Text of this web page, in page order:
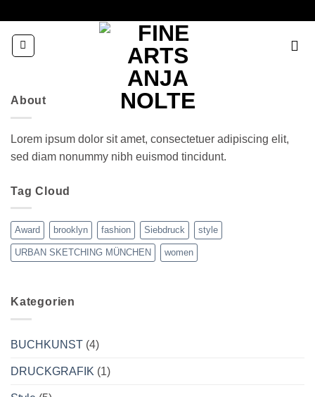
springen
About
Lorem ipsum dolor sit amet, consectetuer adipiscing elit,
sed diam nonummy nibh euismod tincidunt.
Tag Cloud
Award brooklyn fashion Siebdruck style
URBAN SKETCHING MÜNCHEN women
Kategorien
BUCHKUNST (4)
DRUCKGRAFIK (1)